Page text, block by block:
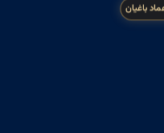
باغیان